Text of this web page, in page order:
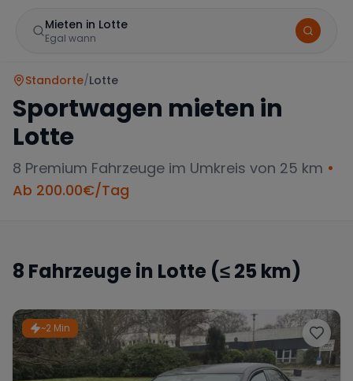
Mieten in Lotte
Egal wann
Porsche Lamborghini Ferrari
Standorte/Lotte
Sportwagen mieten in
Lotte
8 Premium Fahrzeuge im Umkreis von 25 km •
Ab 200.00€/Tag
8 Fahrzeuge in Lotte (≤ 25 km)
~2 Min